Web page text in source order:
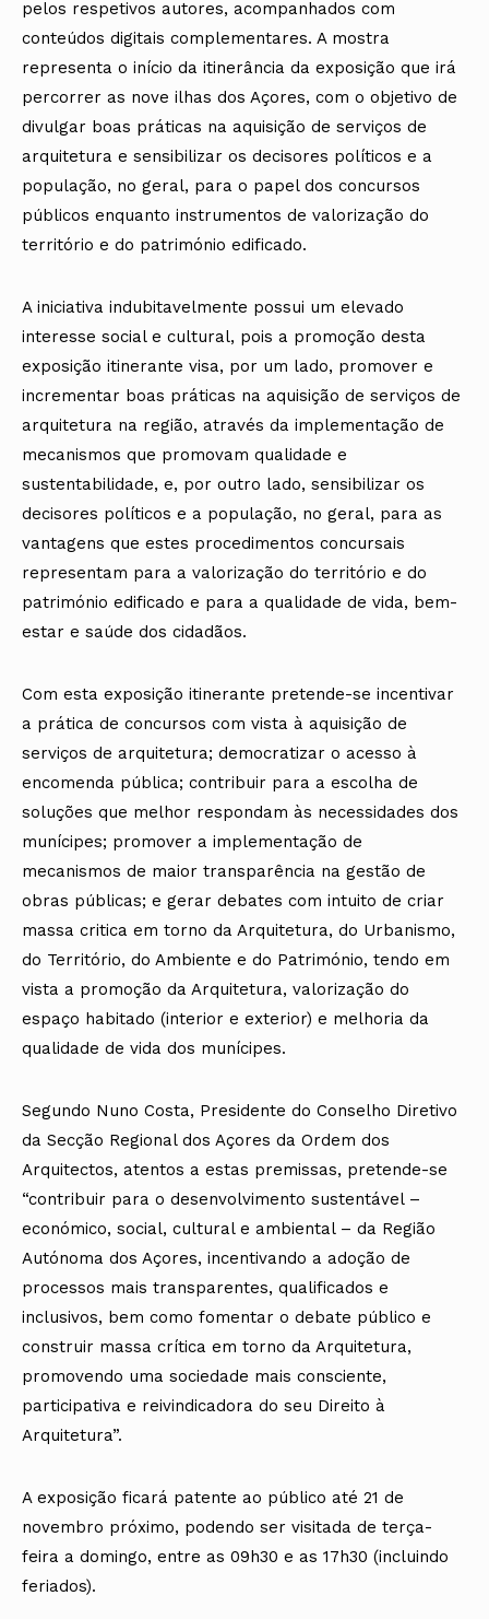
pelos respetivos autores, acompanhados com
conteúdos digitais complementares. A mostra
representa o início da itinerância da exposição que irá
percorrer as nove ilhas dos Açores, com o objetivo de
divulgar boas práticas na aquisição de serviços de
arquitetura e sensibilizar os decisores políticos e a
população, no geral, para o papel dos concursos
públicos enquanto instrumentos de valorização do
território e do património edificado.
A iniciativa indubitavelmente possui um elevado
interesse social e cultural, pois a promoção desta
exposição itinerante visa, por um lado, promover e
incrementar boas práticas na aquisição de serviços de
arquitetura na região, através da implementação de
mecanismos que promovam qualidade e
sustentabilidade, e, por outro lado, sensibilizar os
decisores políticos e a população, no geral, para as
vantagens que estes procedimentos concursais
representam para a valorização do território e do
património edificado e para a qualidade de vida, bem-
estar e saúde dos cidadãos.
Com esta exposição itinerante pretende-se incentivar
a prática de concursos com vista à aquisição de
serviços de arquitetura; democratizar o acesso à
encomenda pública; contribuir para a escolha de
soluções que melhor respondam às necessidades dos
munícipes; promover a implementação de
mecanismos de maior transparência na gestão de
obras públicas; e gerar debates com intuito de criar
massa critica em torno da Arquitetura, do Urbanismo,
do Território, do Ambiente e do Património, tendo em
vista a promoção da Arquitetura, valorização do
espaço habitado (interior e exterior) e melhoria da
qualidade de vida dos munícipes.
Segundo Nuno Costa, Presidente do Conselho Diretivo
da Secção Regional dos Açores da Ordem dos
Arquitectos, atentos a estas premissas, pretende-se
“contribuir para o desenvolvimento sustentável –
económico, social, cultural e ambiental – da Região
Autónoma dos Açores, incentivando a adoção de
processos mais transparentes, qualificados e
inclusivos, bem como fomentar o debate público e
construir massa crítica em torno da Arquitetura,
promovendo uma sociedade mais consciente,
participativa e reivindicadora do seu Direito à
Arquitetura”.
A exposição ficará patente ao público até 21 de
novembro próximo, podendo ser visitada de terça-
feira a domingo, entre as 09h30 e as 17h30 (incluindo
feriados).